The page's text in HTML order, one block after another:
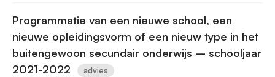
Programmatie van een nieuwe school, een
nieuwe opleidingsvorm of een nieuw type in het
buitengewoon secundair onderwijs – schooljaar
2021-2022
advies